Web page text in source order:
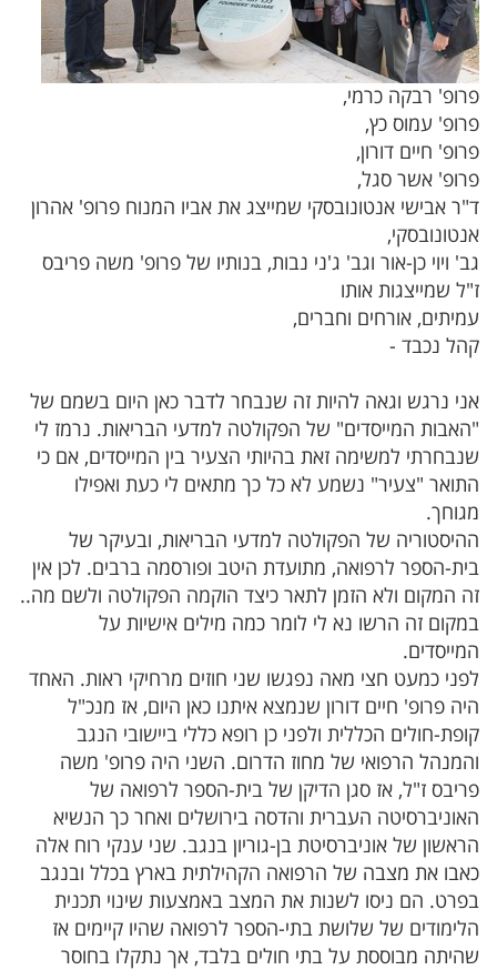
פרופ' רבקה כרמי,
פרופ' עמוס כץ,
פרופ' חיים דורון,
פרופ' אשר סגל,
ד"ר אבישי אנטונובסקי שמייצג את אביו המנוח פרופ' אהרון
אנטונובסקי,
גב' ויוי כן-אור וגב' ג'ני נבות, בנותיו של פרופ' משה פריבס
ז"ל שמייצגות אותו
עמיתים, אורחים וחברים,
קהל נכבד -
אני נרגש וגאה להיות זה שנבחר לדבר כאן היום בשמם של
"האבות המייסדים" של הפקולטה למדעי הבריאות. נרמז לי
שנבחרתי למשימה זאת בהיותי הצעיר בין המייסדים, אם כי
התואר "צעיר" נשמע לא כל כך מתאים לי כעת ואפילו
מגוחך.
ההיסטוריה של הפקולטה למדעי הבריאות, ובעיקר של
בית-הספר לרפואה, מתועדת היטב ופורסמה ברבים. לכן אין
זה המקום ולא הזמן לתאר כיצד הוקמה הפקולטה ולשם מה..
במקום זה הרשו נא לי לומר כמה מילים אישיות על
המייסדים.
לפני כמעט חצי מאה נפגשו שני חוזים מרחיקי ראות. האחד
היה פרופ' חיים דורון שנמצא איתנו כאן היום, אז מנכ"ל
קופת-חולים הכללית ולפני כן רופא כללי ביישובי הנגב
והמנהל הרפואי של מחוז הדרום. השני היה פרופ' משה
פריבס ז"ל, אז סגן הדיקן של בית-הספר לרפואה של
האוניברסיטה העברית והדסה בירושלים ואחר כך הנשיא
הראשון של אוניברסיטת בן-גוריון בנגב. שני ענקי רוח אלה
כאבו את מצבה של הרפואה הקהילתית בארץ בכלל ובנגב
בפרט. הם ניסו לשנות את המצב באמצעות שינוי תכנית
הלימודים של שלושת בתי-הספר לרפואה שהיו קיימים אז
שהיתה מבוססת על בתי חולים בלבד, אך נתקלו בחוסר